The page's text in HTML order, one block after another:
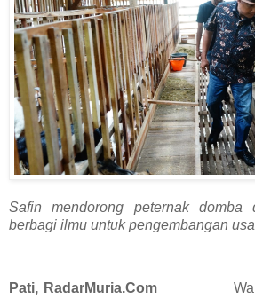
Safin mendorong peternak domba
berbagi ilmu untuk pengembangan
Pati, RadarMuria.ComWakil